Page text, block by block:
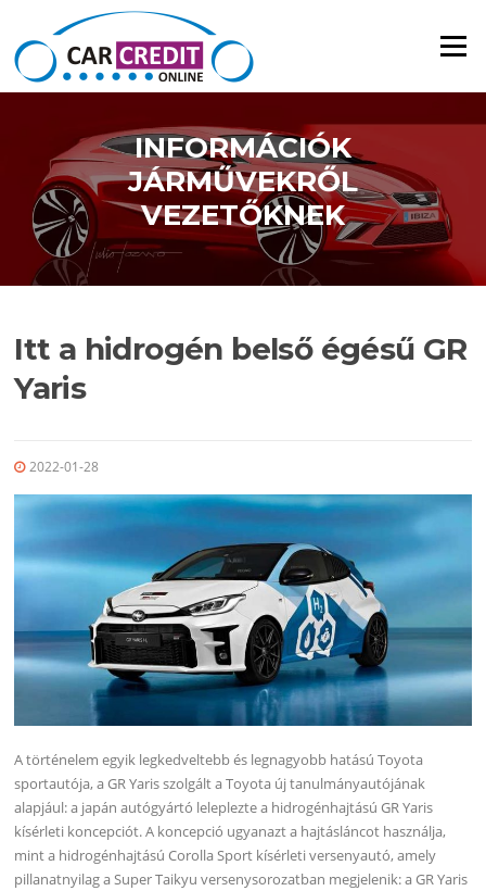
Ugrás a tartalomra
Menü
INFORMÁCIÓK
JÁRMŰVEKRŐL
VEZETŐKNEK
Itt a hidrogén belső égésű GR
Yaris
2022-01-28
A történelem egyik legkedveltebb és legnagyobb hatású Toyota
sportautója, a GR Yaris szolgált a Toyota új tanulmányautójának
alapjául: a japán autógyártó leleplezte a hidrogénhajtású GR Yaris
kísérleti koncepciót. A koncepció ugyanazt a hajtásláncot használja,
mint a hidrogénhajtású Corolla Sport kísérleti versenyautó, amely
pillanatnyilag a Super Taikyu versenysorozatban megjelenik: a GR Yaris